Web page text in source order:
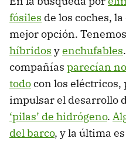
fósiles de los coches,
mejor opción. Tenemos
híbridos yenchufables
compañías parecían
todocon los eléctricos,
impulsar el desarrollo
‘pilas’ de hidrógeno.
del barco, y la última